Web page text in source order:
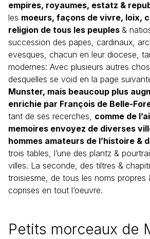
empires, royaumes, estatz &
les moeurs, façons de vivre, loix,
religion de tous les peuples &
succession des papes, cardinaux,
evesques, chacun en leur diocese,
modernes: Avec plusieurs autres
desquelles se void en la page
Munster, mais beaucoup plus
enrichie par François de Belle-
tant de ses recerches, comme de
memoires envoyez de diverses
hommes amateurs de l’histoire &
trois tables, l’une des plantz &
villes. La seconde, des tiltres &
troisiesme, de tous les noms propres
coprises en tout l’oeuvre.
Petits morceaux de